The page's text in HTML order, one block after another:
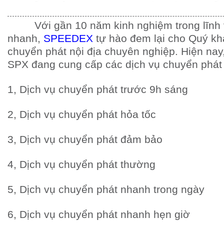
Với gần 10 năm kinh nghiệm trong
nhanh, SPEEDEX tự hào đem lại cho Quý
chuyển phát nội địa chuyên nghiệp. Hiện
SPX đang cung cấp các dịch vụ chuyển
1, Dịch vụ chuyển phát trước 9h sáng
2, Dịch vụ chuyển phát hỏa tốc
3, Dịch vụ chuyển phát đảm bảo
4, Dịch vụ chuyển phát thường
5, Dịch vụ chuyển phát nhanh trong ngày
6, Dịch vụ chuyển phát nhanh hẹn giờ